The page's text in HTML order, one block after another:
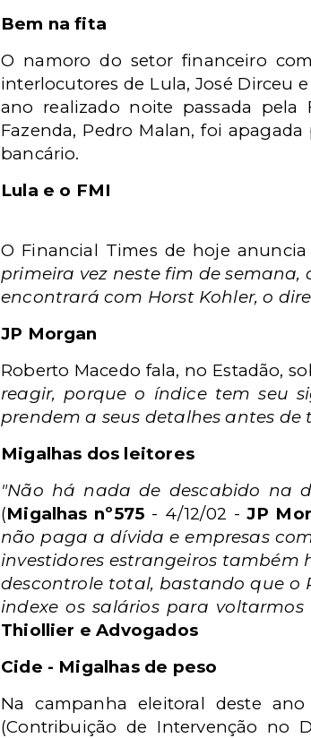
Bem na fita
O namoro do setor financeiro
interlocutores de Lula, José Dirceu
ano realizado noite passada
Fazenda, Pedro Malan, foi
bancário.
Lula e o FMI
O Financial Times de hoje
primeira vez neste fim de semana,
encontrará com Horst Kohler, o
JP Morgan
Roberto Macedo fala, no Estadão,
reagir, porque o índice tem seu
prendem a seus detalhes antes
Migalhas dos leitores
"Não há nada de descabido na
(Migalhas nº575 - 4/12/02 -JP
não paga a dívida e empresas
investidores estrangeiros também
descontrole total, bastando que o
indexe os salários para
Thiollier e Advogados
Cide - Migalhas de peso
Na campanha eleitoral deste
(Contribuição de Intervenção no